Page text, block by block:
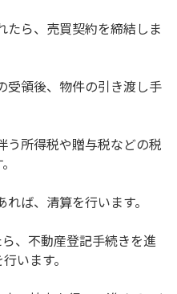
たら、売買契約を締結しま
受領後、物件の引き渡し手
う所得税や贈与税などの税
ば、清算を行います。
、不動産登記手続きを進
います。